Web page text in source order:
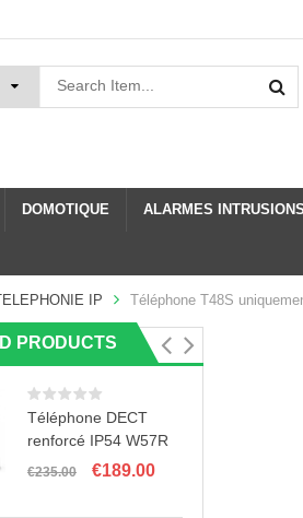
DOMOTIQUE ALARMES INTRUSIONS
IP Téléphone T48S
PRODUCTS
Téléphone DECT
renforcé IP54 W57R
€235.00
Le
€189.00Le